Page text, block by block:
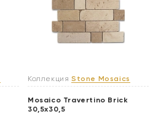
Коллекция Stone Mosaics
Mosaico Travertino Brick
30,5x30,5